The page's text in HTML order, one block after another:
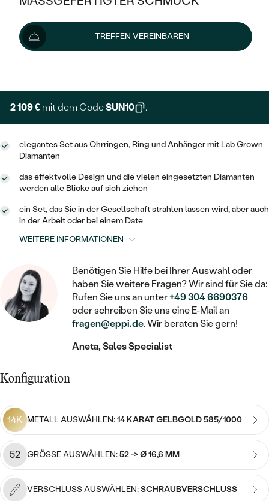
KLASSISCH
MEMOIRE
VINTAGE
AUSSERGEWÖHNLICHE
GEHÄMMERTE
VON HAND GRAVIERTE
MIT FÜLLUNG
IM SET
MIT MEHREREN DIAMANTEN
HALO
VINTAGE
AUSSERGEWÖHNLICH
WÄHLE EINEN RING
LAB GROWN DIAMANTEN ZUM
EINFASSEN
FARBIGE DIAMANTEN ZUM EINFASSEN
MIT LAB GROWN DIAMANT
MIT MOISSANIT
MIT FARBIGEN DIAMANTEN
AUSVERKAUF
WENN SCHMUCK HILFT
NACH TYP
RINGE
ANHÄNGER / KETTEN
ARMBÄNDER
SCHMUCK FÜR KINDER
BROSCHEN
SCHMUCKZUBEHÖR
NACH MATERIAL
GOLD
SILBER
PLATIN
PLATIN
OHRSTECKER
MINIMALISTISCHE
OHRHÄNGER
SOLITÄR
KINDER
PIERCINGS
MIT DIAMANT
PERLENOHRRINGE
NACH PREIS
PREISWERTE
GOLD
SILBER
SOLITÄR
ZUR GEBURT EINES KINDES
MEDAILLON
KETTEN
HERZKETTEN
MIT TIEREN
NACH EDELSTEIN
MIT DIAMANT
MIT EDELSTEIN
PERLENKETTEN
AUSVERKAUF
GOLD
PLATIN
NACH STYL
MEMOIRE
MINIMALISTISCHE
STATEMENT
SIEGELRINGE
PERSONALISIERT
MIT EDELSTEIN
PERLENRINGE
NACH PREIS
TREFFEN VEREINBAREN
2 343 €2 466 € -5 %
Lieferoptionen
2 109 € mit dem CodeSUN10 .
elegantes Set aus Ohrringen, Ring und Anhänger mit Lab Grown
Diamanten
das effektvolle Design und die vielen eingesetzten Diamanten
werden alle Blicke auf sich ziehen
ein Set, das Sie in der Gesellschaft strahlen lassen wird, aber auch
in der Arbeit oder bei einem Date
WEITERE INFORMATIONEN
Benötigen Sie Hilfe bei Ihrer Auswahl oder
haben Sie weitere Fragen? Wir sind für Sie da:
Rufen Sie uns an unter+49 304 6690376
oder schreiben Sie uns eine E-Mail an
fragen@eppi.de. Wir beraten Sie gern!
Aneta, Sales Specialist
Konfiguration
14K METALL AUSWÄHLEN:14 KARAT GELBGOLD 585/1000
52 GRÖSSE AUSWÄHLEN:52 -> Ø 16,6 MM
VERSCHLUSS AUSWÄHLEN:SCHRAUBVERSCHLUSS